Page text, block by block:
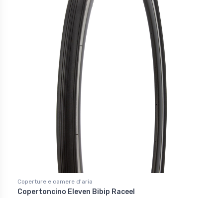
Coperture e camere d'aria
Copertoncino Eleven Bibip Raceel